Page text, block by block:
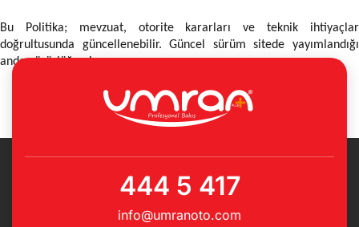
Bu Politika; mevzuat, otorite kararları ve teknik ihtiyaçlar
doğrultusunda güncellenebilir. Güncel sürüm sitede yayımlandığı
anda yürürlüğe girer.
444 5 417
info@umranoto.com